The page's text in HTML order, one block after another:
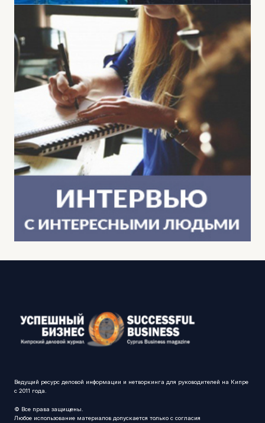
Ведущий ресурс деловой информации и нетворкинга для руководителей на Кипре
с 2011 года.
© Все права защищены.
Любое использование материалов допускается только с согласия